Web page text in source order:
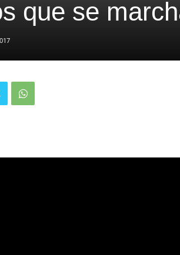
que se